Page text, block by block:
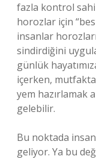
fazla kontrol
horozlar için
insanlar
sindirdiğini
günlük
içerken,
yem hazırlamak
gelebilir.
Bu noktada
geliyor. Ya bu